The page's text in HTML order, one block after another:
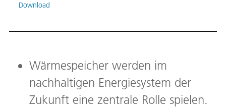
Download
Wärmespeicher werden im
nachhaltigen Energiesystem der
Zukunft eine zentrale Rolle spielen.